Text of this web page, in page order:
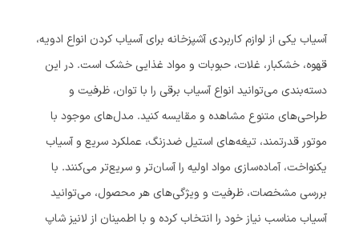
آسیاب یکی از لوازم کاربردی آشپزخانه برای آسیاب کردن انواع ادویه،
قهوه، خشکبار، غلات، حبوبات و مواد غذایی خشک است. در این
دسته‌بندی می‌توانید انواع آسیاب برقی را با توان، ظرفیت و
طراحی‌های متنوع مشاهده و مقایسه کنید. مدل‌های موجود با
موتور قدرتمند، تیغه‌های استیل ضدزنگ، عملکرد سریع و آسیاب
یکنواخت، آماده‌سازی مواد اولیه را آسان‌تر و سریع‌تر می‌کنند. با
بررسی مشخصات، ظرفیت و ویژگی‌های هر محصول، می‌توانید
آسیاب مناسب نیاز خود را انتخاب کرده و با اطمینان از لانیز شاپ